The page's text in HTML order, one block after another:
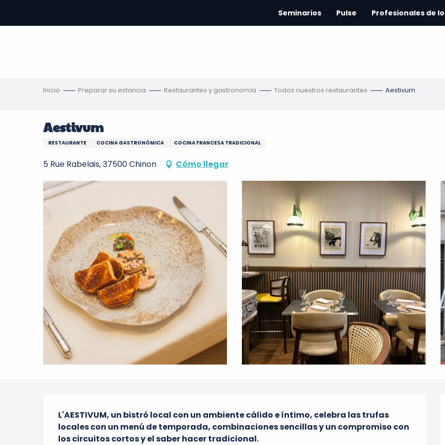
contenu
Seminarios Pulse Profesionales de
Inicio Preparar su estancia Restaurantes y gastronomía Todos nuestros restaurantes Aestivum
Aestivum
RESTAURANTE COCINA GASTRONÓMICA COCINA FRANCESA TRADICIONAL
5 Rue Rabelais, 37500 Chinon Cómo llegar
Descripción
L'AESTIVUM, un bistró local con un ambiente cálido e íntimo, celebra las trufas
locales con un menú de temporada, combinaciones sencillas y un compromiso con
los circuitos cortos y el saber hacer tradicional.